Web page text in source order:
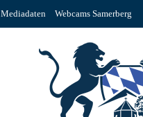
Mediadaten Webcams Samerberg